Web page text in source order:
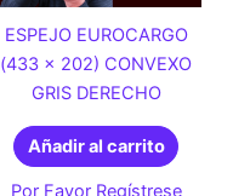
ESPEJO EUROCARGO
(433 x 202) CONVEXO
GRIS DERECHO
Añadir al carrito
Por Favor Regístrese